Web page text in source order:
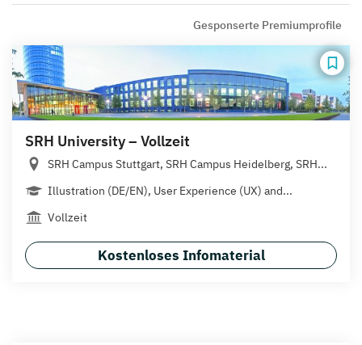
Gesponserte Premiumprofile
SRH University – Vollzeit
SRH Campus Stuttgart, SRH Campus Heidelberg, SRH...
Illustration (DE/EN), User Experience (UX) and...
Vollzeit
Kostenloses Infomaterial